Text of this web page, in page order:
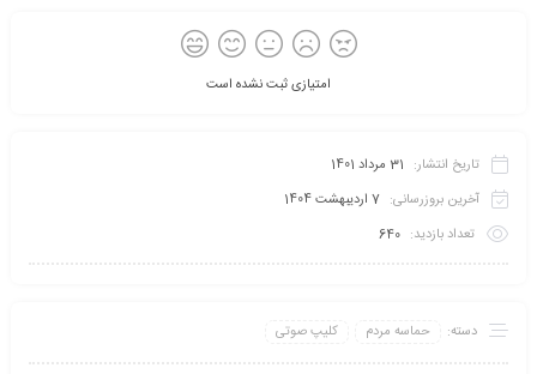
امتیازی ثبت نشده است
تاریخ انتشار: 31 مرداد 1401
آخرین بروزرسانی: 7 اردیبهشت 1404
تعداد بازدید: 640
دسته: حماسه مردم کلیپ صوتی